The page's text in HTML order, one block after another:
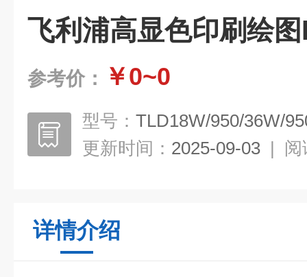
飞利浦高显色印刷绘
参考价： ￥0~0
型号： TLD18W/950/36W/
更新时间： 2025-09-03 | 阅
详情介绍